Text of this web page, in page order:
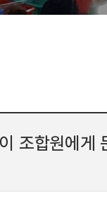
조합원에게